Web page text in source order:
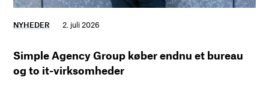
NYHEDER 2. juli 2026
Simple Agency Group køber endnu et bureau
og to it-virksomheder